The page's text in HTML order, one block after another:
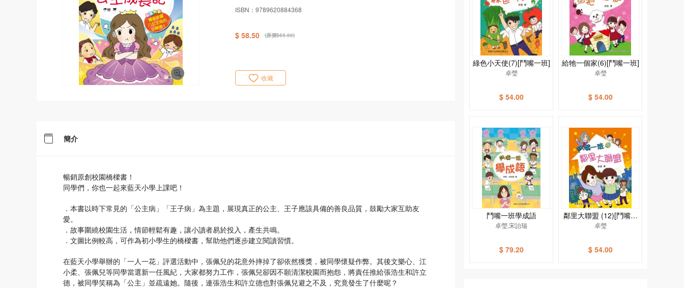
ISBN：9789620884368
$ 58.50 (原價$65.00)
收藏
簡介
暢銷原創校園橋樑書！
同學們，你也一起來藍天小學上課吧！
．本書以時下常見的「公主病」「王子病」為主題，展現真正的公主、王子應該具備的善良品質，鼓勵大家互助友
愛。
．故事圍繞校園生活，情節輕鬆有趣，讓小讀者易於投入，產生共鳴。
．文圖比例較高，可作為初小學生的橋樑書，幫助他們逐步建立閱讀習慣。
在藍天小學舉辦的「一人一花」評選活動中，張佩兒的花意外摔掉了卻依然獲獎，被同學懷疑作弊。其後文樂心、江
小柔、張佩兒等同學當選新一任風紀，大家都努力工作，張佩兒卻因不願清潔校園而抱怨，將責任推給張浩生和許立
德，被同學笑稱為「公主」並疏遠她。隨後，連張浩生和許立德也對張佩兒避之不及，究竟發生了什麼呢？
綠色小天使(7)[鬥嘴一班]
卓瑩
$ 54.00
給牠一個家(6)[鬥嘴一班]
卓瑩
$ 54.00
鬥嘴一班學成語
卓瑩,宋詒瑞
$ 79.20
鄰里大聯盟 (12)[鬥嘴一
班]
卓瑩
$ 54.00